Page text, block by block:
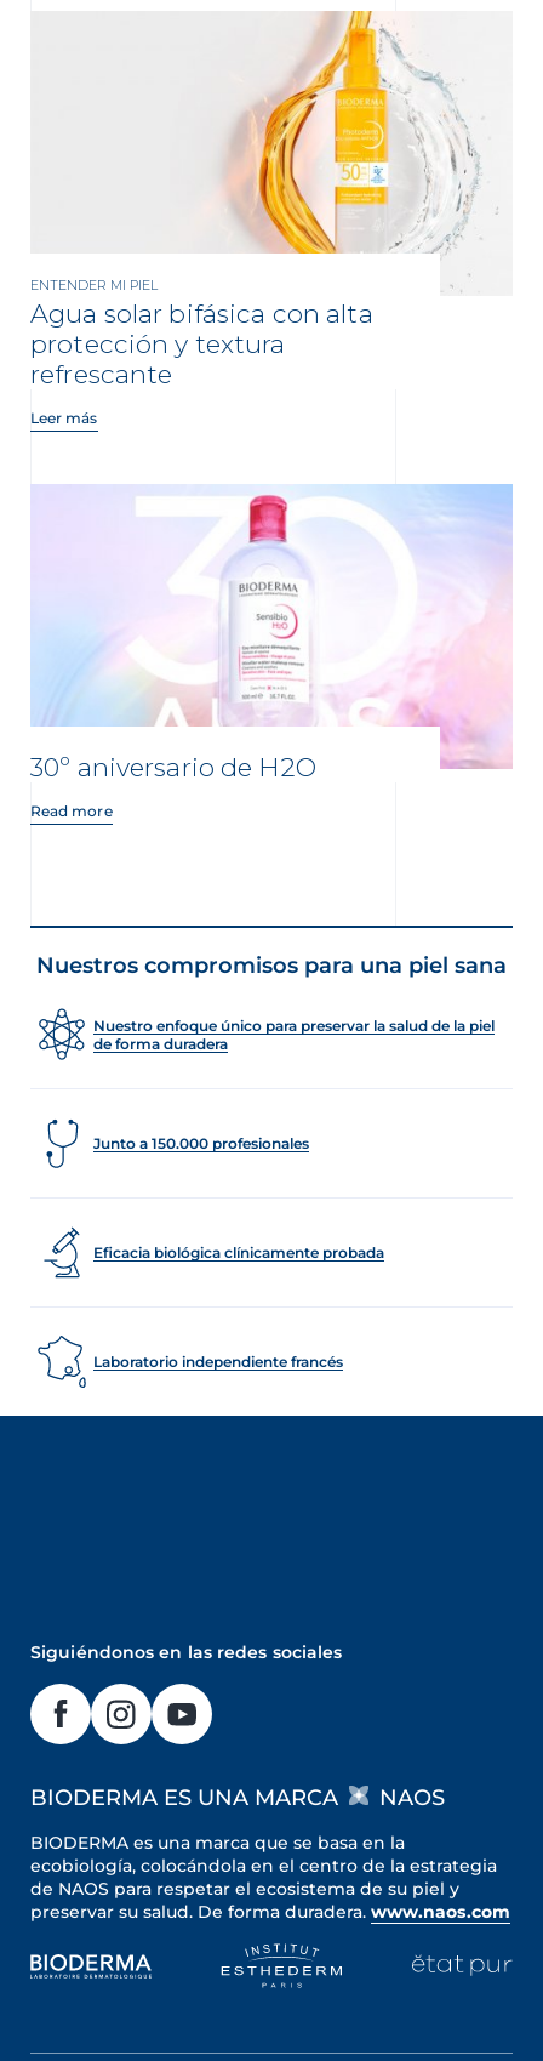
ENTENDER MI PIEL
Agua solar bifásica con alta
protección y textura
refrescante
Leer más
30º aniversario de H2O
Read more
Nuestros compromisos para una piel sana
Nuestro enfoque único para preservar la salud de la piel
de forma duradera
Junto a 150.000 profesionales
Eficacia biológica clínicamente probada
Laboratorio independiente francés
Siguiéndonos en las redes sociales
BIODERMA ES UNA MARCA NAOS
BIODERMA es una marca que se basa en la
ecobiología, colocándola en el centro de la estrategia
de NAOS para respetar el ecosistema de su piel y
preservar su salud. De forma duradera. www.naos.com